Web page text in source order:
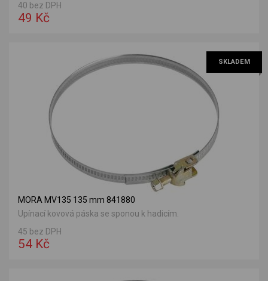
40 bez DPH
49 Kč
SKLADEM
MORA MV135 135 mm 841880
Upínací kovová páska se sponou k hadicím.
45 bez DPH
54 Kč